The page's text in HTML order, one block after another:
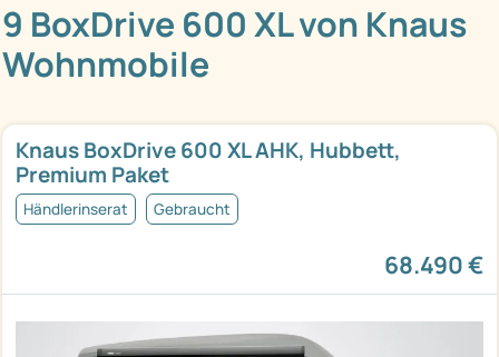
9 BoxDrive 600 XL von Knaus
Wohnmobile
Knaus BoxDrive 600 XL AHK, Hubbett,
Premium Paket
Händlerinserat Gebraucht
68.490 €